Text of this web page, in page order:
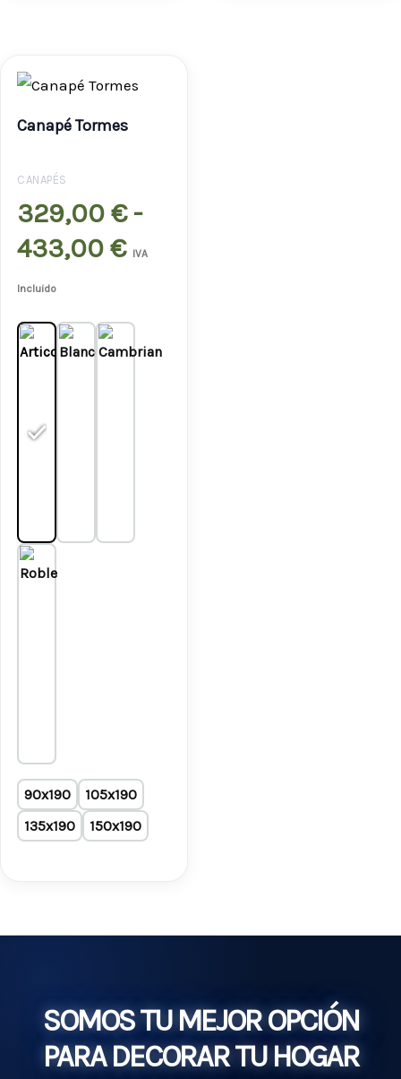
Canapé Tormes
CANAPÉS
329,00€ -
433,00€
precios:
329,00 €
hasta
IVA
Incluido
90x190
105x190
135x190
150x190
SOMOS TU MEJOR OPCIÓN
PARA DECORAR TU HOGAR